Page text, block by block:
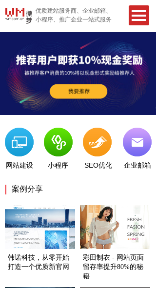
SEO优化
小程序
网站建设 企业邮箱
案例分享
韩诺科技，从零开始
打造一个优质新官网
彩田制衣 - 网站页面
留存率提升80%的秘
籍
优质建站服务商、企业邮箱、
小程序、推广企业一站式服务